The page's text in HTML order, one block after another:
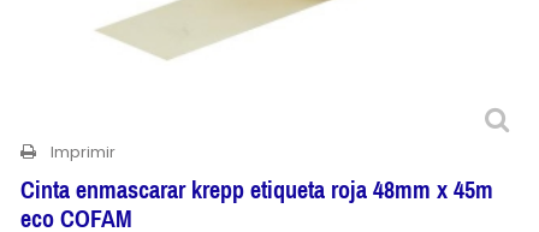
Imprimir
Cinta enmascarar krepp etiqueta roja 48mm x 45m
eco COFAM